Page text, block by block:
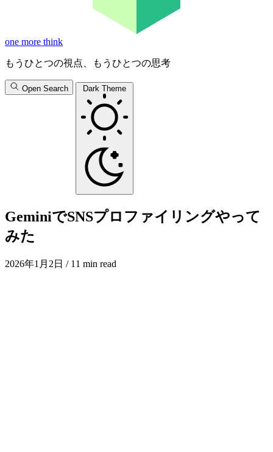
one more think
もうひとつの視点、もうひとつの思考
Open Search Dark Theme
GeminiでSNSプロファイリングやって
みた
2026年1月2日 / 11 min read